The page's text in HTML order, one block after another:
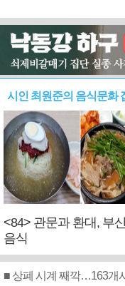
시인 최원준의 음식문화
<84> 관문과 환대, 부
음식
■ 상폐 시계 째깍…163개